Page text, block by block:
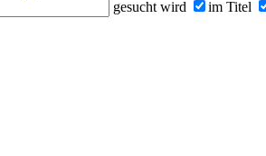
gesucht wird im Titel